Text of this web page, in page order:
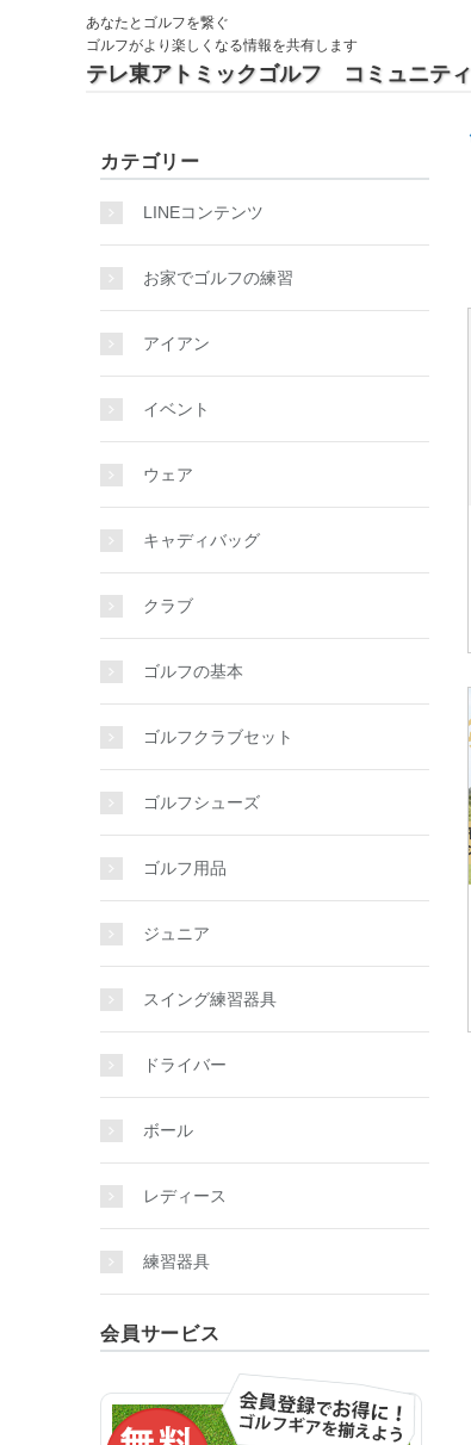
あなたとゴルフを繋ぐ
ゴルフがより楽しくなる情報を共有します
テレ東アトミックゴルフ コミュニティ
カテゴリー
LINEコンテンツ
お家でゴルフの練習
アイアン
イベント
ウェア
キャディバッグ
クラブ
ゴルフの基本
ゴルフクラブセット
ゴルフシューズ
ゴルフ用品
ジュニア
スイング練習器具
ドライバー
ボール
レディース
練習器具
会員サービス